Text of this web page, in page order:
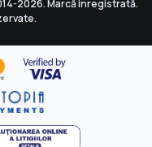
2026. Marcă inregistrată.